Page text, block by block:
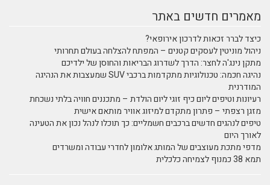
מאמרים חדשים באתר
כיצד לברר זכאות לדרכון אירופאי?
ניהול מוניטין לעסקים קטנים – המפתח להצלחה בעולם תחרותי
מתקן נינג'ה לחצר: הדרך לשדרוג הבריאות והחוסן של ילדיכם
נהיגה חכמה: טכנולוגיות מתקדמות ברכבי SUV שמעצבות את הנהיגה
המודרנית
רעיונות וטיפים ליום כיף זוגי ליום הולדת – מתכננים חוויה בלתי נשכחת
מזגן רצפתי – פתרון מתקדם למיזוג אוויר מותאם אישית
טיפים לנהגים חדשים ברכבים חשמליים: כך תוכלו לנהל נכון את הטעינה
לאורך היום
מדפי מתכת מעוצבים של המותג אלומון לחדרי עבודה ומשרדים
תמא 38 כמנוף לצמיחה כלכלית